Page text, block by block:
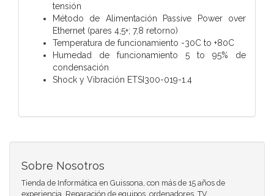
tensión
Método de Alimentación Passive Power over
Ethernet (pares 4,5+; 7,8 retorno)
Temperatura de funcionamiento -30C to +80C
Humedad de funcionamiento 5 to 95% de
condensación
Shock y Vibración ETSI300-019-1.4
Sobre Nosotros
Tienda de Informática en Guissona, con más de 15 años de
experiencia. Reparación de equipos, ordenadores, TV,